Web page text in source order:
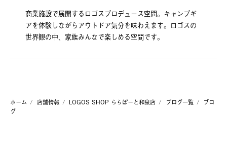
商業施設で展開するロゴスプロデュース空間。キャンプギ
アを体験しながらアウトドア気分を味わえます。ロゴスの
世界観の中、家族みんなで楽しめる空間です。
ホーム 店舗情報 LOGOS SHOP ららぽーと和泉店 ブログ一覧
ブロ
グ